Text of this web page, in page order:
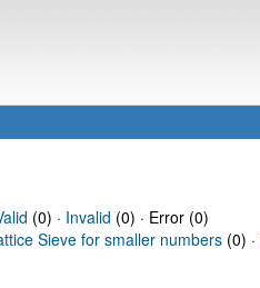
(0) · Invalid (0) · Error (0)
Sieve for smaller numbers (0) ·